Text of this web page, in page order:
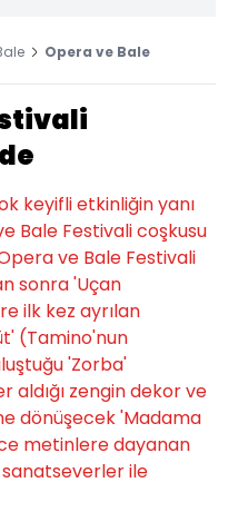
Opera ve Bale
keyifli etkinliğin yanı
Bale Festivali coşkusu
ve Bale Festivali
sonra 'Uçan
ilk kez ayrılan
(Tamino'nun
'Zorba'
aldığı zengin dekor ve
dönüşecek 'Madama
metinlere dayanan
ile